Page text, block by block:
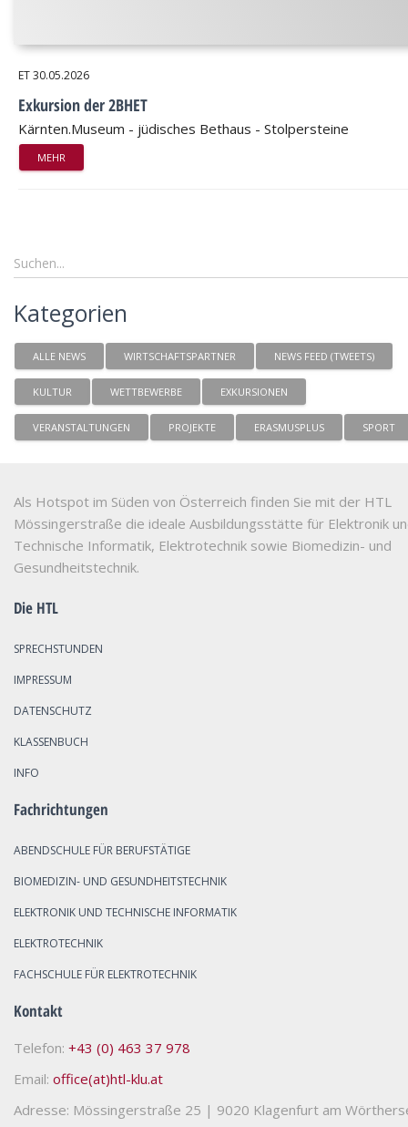
ET30.05.2026
Exkursion der 2BHET
Kärnten.Museum - jüdisches Bethaus - Stolpersteine
MEHR
Kategorien
ALLE NEWS WIRTSCHAFTSPARTNER NEWS FEED (TWEETS)
KULTUR WETTBEWERBE EXKURSIONEN
VERANSTALTUNGEN PROJEKTE ERASMUSPLUS SPORT
Als Hotspot im Süden von Österreich finden Sie mit der HTL
Mössingerstraße die ideale Ausbildungsstätte für Elektronik
Technische Informatik, Elektrotechnik sowie Biomedizin- und
Gesundheitstechnik.
Die HTL
SPRECHSTUNDEN
IMPRESSUM
DATENSCHUTZ
KLASSENBUCH
INFO
Fachrichtungen
ABENDSCHULE FÜR BERUFSTÄTIGE
BIOMEDIZIN- UND GESUNDHEITSTECHNIK
ELEKTRONIK UND TECHNISCHE INFORMATIK
ELEKTROTECHNIK
FACHSCHULE FÜR ELEKTROTECHNIK
Kontakt
Telefon: +43 (0) 463 37 978
Email: office(at)htl-klu.at
Adresse: Mössingerstraße 25 | 9020 Klagenfurt am